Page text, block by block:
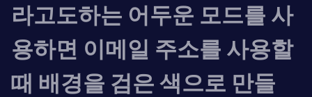
라고도하는 어두운 모드를 사
용하면 이메일 주소를 사용할
때 배경을 검은 색으로 만들